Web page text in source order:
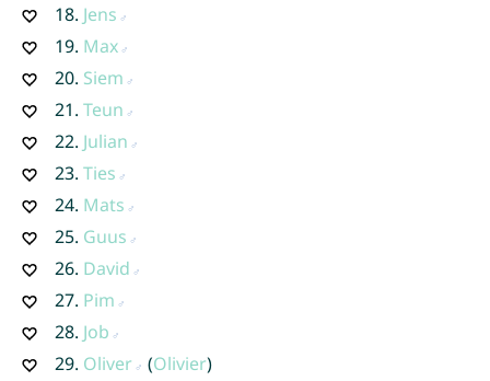
18. Jens
19. Max
20. Siem
21. Teun
22. Julian
23. Ties
24. Mats
25. Guus
26. David
27. Pim
28. Job
29. Oliver (Olivier)